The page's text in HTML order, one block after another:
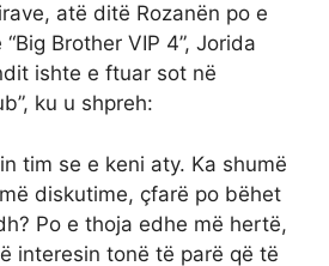
atë ditë Rozanën po e
Brother VIP 4”, Jorida
ishte e ftuar sot në
ku u shpreh:
tim se e keni aty. Ka shumë
diskutime, çfarë po bëhet
Po e thoja edhe më hertë,
interesin tonë të parë që të